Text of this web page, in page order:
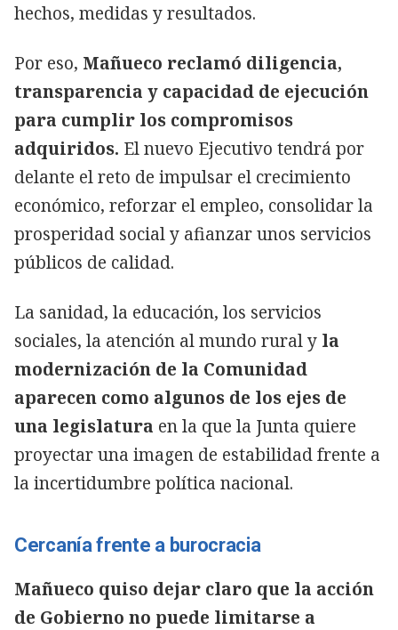
hechos, medidas y resultados.
Por eso, Mañueco reclamó diligencia,
transparencia y capacidad de ejecución
para cumplir los compromisos
adquiridos. El nuevo Ejecutivo tendrá por
delante el reto de impulsar el crecimiento
económico, reforzar el empleo, consolidar la
prosperidad social y afianzar unos servicios
públicos de calidad.
La sanidad, la educación, los servicios
sociales, la atención al mundo rural y la
modernización de la Comunidad
aparecen como algunos de los ejes de
una legislatura en la que la Junta quiere
proyectar una imagen de estabilidad frente a
la incertidumbre política nacional.
Cercanía frente a burocracia
Mañueco quiso dejar claro que la acción
de Gobierno no puede limitarse a